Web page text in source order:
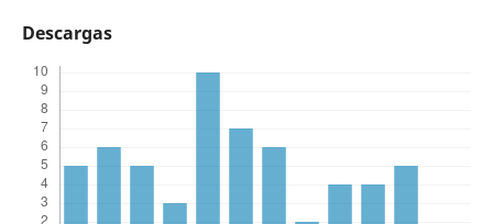
Descargas